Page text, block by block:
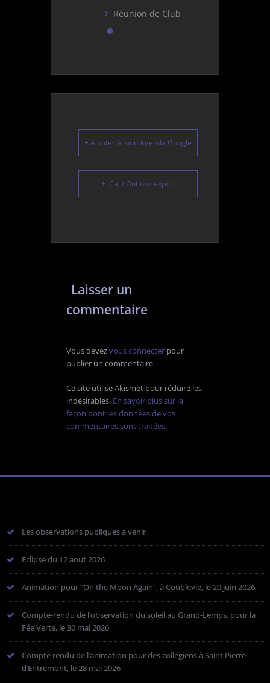
Réunion de Club
+ Ajouter à mon Agenda Google
+ iCal / Outlook export
Laisser un
commentaire
Vous devezvous connecter pour
publier un commentaire.
Ce site utilise Akismet pour réduire les
indésirables. En savoir plus sur la
façon dont les données de vos
commentaires sont traitées.
Les observations publiques à venir
Eclipse du 12 aout 2026
Animation pour “On the Moon Again”, à Coublevie, le 20 juin 2026
Compte-rendu de l’observation du soleil au Grand-Lemps, pour la
Fée Verte, le 30 mai 2026
Compte rendu de l’animation pour des collégiens à Saint Pierre
d’Entremont, le 28 mai 2026